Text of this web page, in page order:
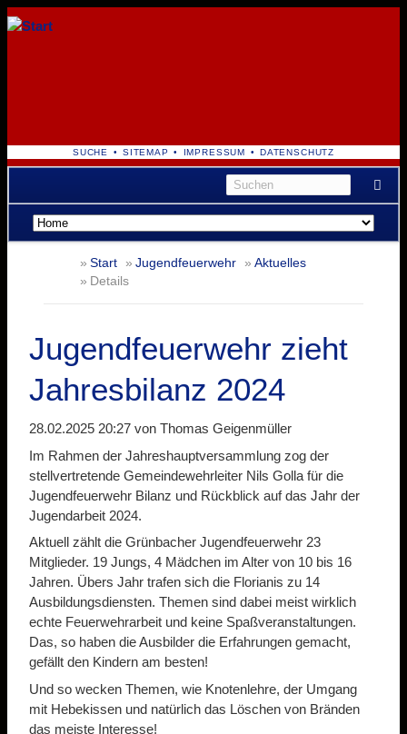
NAVIGATION
ÜBERSPRINGEN
SUCHE SITEMAP IMPRESSUM DATENSCHUTZ
Navigation
überspringen
Start Jugendfeuerwehr
Aktuelles
Details
Jugendfeuerwehr zieht
Jahresbilanz 2024
28.02.2025 20:27 von Thomas Geigenmüller
Im Rahmen der Jahreshauptversammlung zog der
stellvertretende Gemeindewehrleiter Nils Golla für die
Jugendfeuerwehr Bilanz und Rückblick auf das Jahr der
Jugendarbeit 2024.
Aktuell zählt die Grünbacher Jugendfeuerwehr 23
Mitglieder. 19 Jungs, 4 Mädchen im Alter von 10 bis 16
Jahren. Übers Jahr trafen sich die Florianis zu 14
Ausbildungsdiensten. Themen sind dabei meist wirklich
echte Feuerwehrarbeit und keine Spaßveranstaltungen.
Das, so haben die Ausbilder die Erfahrungen gemacht,
gefällt den Kindern am besten!
Und so wecken Themen, wie Knotenlehre, der Umgang
mit Hebekissen und natürlich das Löschen von Bränden
das meiste Interesse!